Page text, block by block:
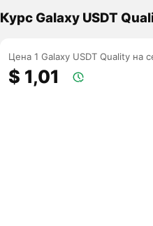
Курс Galaxy USDT
Цена 1 Galaxy USDT Quality на
$ 1,01